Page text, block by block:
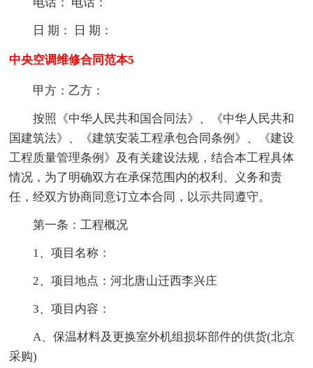
日 期： 日 期：
中央空调维修合同范本5
甲方：乙方：
按照《中华人民共和国合同法》、《中华人民共和
国建筑法》、《建筑安装工程承包合同条例》、《建设
工程质量管理条例》及有关建设法规，结合本工程具体
情况，为了明确双方在承保范围内的权利、义务和责
任，经双方协商同意订立本合同，以示共同遵守。
第一条：工程概况
1、项目名称：
2、项目地点：河北唐山迁西李兴庄
3、项目内容：
A、保温材料及更换室外机组损坏部件的供货(北京
采购)